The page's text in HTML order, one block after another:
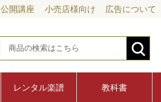
公開講座 小売店様向け 広告について
レンタル楽譜 教科書